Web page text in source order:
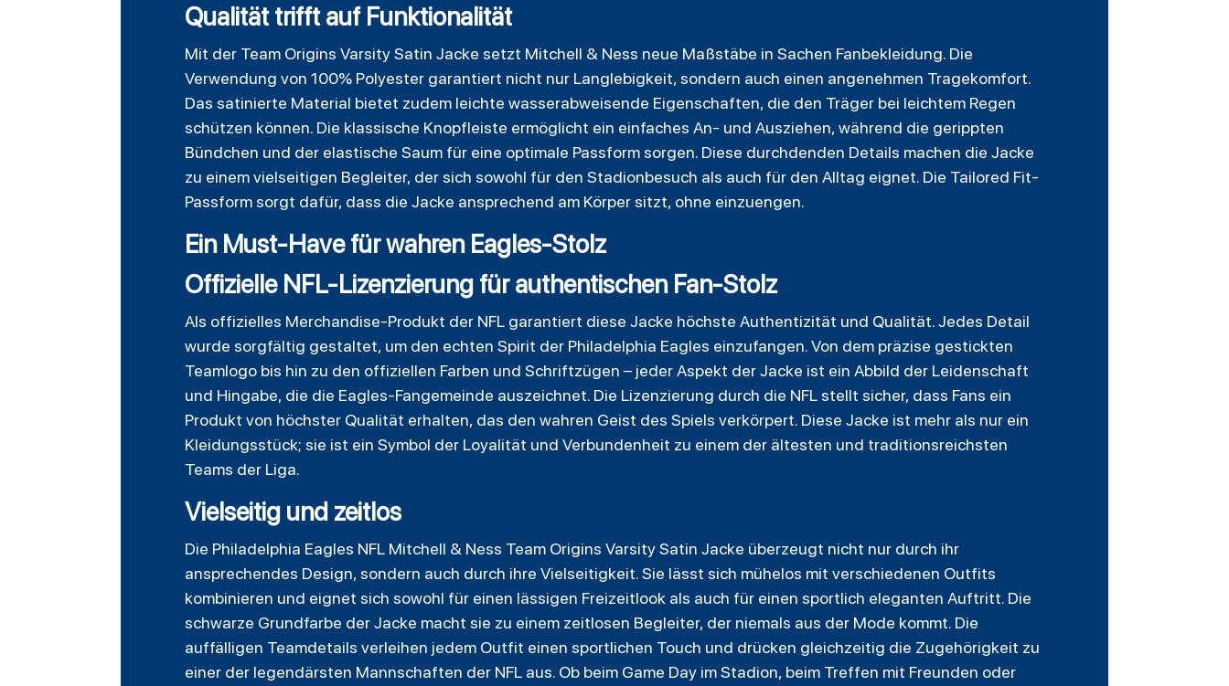
Qualität trifft auf Funktionalität
Mit der Team Origins Varsity Satin Jacke setzt Mitchell & Ness neue Maßstäbe in Sachen Fanbekleidung. Die
Verwendung von 100% Polyester garantiert nicht nur Langlebigkeit, sondern auch einen angenehmen Tragekomfort.
Das satinierte Material bietet zudem leichte wasserabweisende Eigenschaften, die den Träger bei leichtem Regen
schützen können. Die klassische Knopfleiste ermöglicht ein einfaches An- und Ausziehen, während die gerippten
Bündchen und der elastische Saum für eine optimale Passform sorgen. Diese durchdenden Details machen die Jacke
zu einem vielseitigen Begleiter, der sich sowohl für den Stadionbesuch als auch für den Alltag eignet. Die Tailored Fit-
Passform sorgt dafür, dass die Jacke ansprechend am Körper sitzt, ohne einzuengen.
Ein Must-Have für wahren Eagles-Stolz
Offizielle NFL-Lizenzierung für authentischen Fan-Stolz
Als offizielles Merchandise-Produkt der NFL garantiert diese Jacke höchste Authentizität und Qualität. Jedes Detail
wurde sorgfältig gestaltet, um den echten Spirit der Philadelphia Eagles einzufangen. Von dem präzise gestickten
Teamlogo bis hin zu den offiziellen Farben und Schriftzügen – jeder Aspekt der Jacke ist ein Abbild der Leidenschaft
und Hingabe, die die Eagles-Fangemeinde auszeichnet. Die Lizenzierung durch die NFL stellt sicher, dass Fans ein
Produkt von höchster Qualität erhalten, das den wahren Geist des Spiels verkörpert. Diese Jacke ist mehr als nur ein
Kleidungsstück; sie ist ein Symbol der Loyalität und Verbundenheit zu einem der ältesten und traditionsreichsten
Teams der Liga.
Vielseitig und zeitlos
Die Philadelphia Eagles NFL Mitchell & Ness Team Origins Varsity Satin Jacke überzeugt nicht nur durch ihr
ansprechendes Design, sondern auch durch ihre Vielseitigkeit. Sie lässt sich mühelos mit verschiedenen Outfits
kombinieren und eignet sich sowohl für einen lässigen Freizeitlook als auch für einen sportlich eleganten Auftritt. Die
schwarze Grundfarbe der Jacke macht sie zu einem zeitlosen Begleiter, der niemals aus der Mode kommt. Die
auffälligen Teamdetails verleihen jedem Outfit einen sportlichen Touch und drücken gleichzeitig die Zugehörigkeit zu
einer der legendärsten Mannschaften der NFL aus. Ob beim Game Day im Stadion, beim Treffen mit Freunden oder